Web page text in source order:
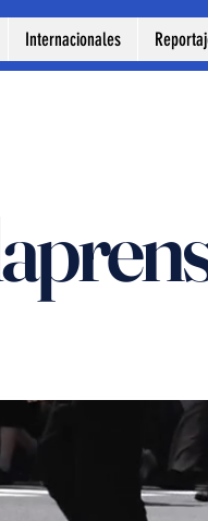
Internacionales